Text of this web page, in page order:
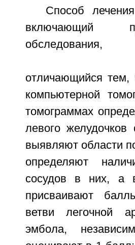
Способ
включающий
обследования,
отличающийся тем,
компьютерной
томограммах
левого желудочков
выявляют области
определяют
сосудов в них, а
присваивают
ветви легочной
эмбола,